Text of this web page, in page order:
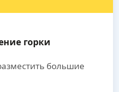
горки
большие